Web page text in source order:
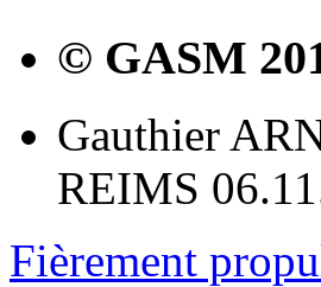
© GASM
Gauthier
REIMS
Fièrement